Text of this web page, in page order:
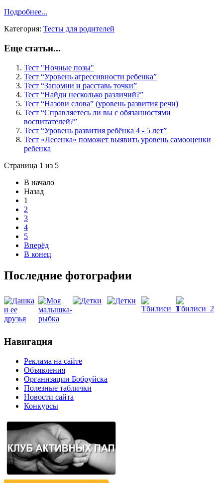
Подробнее...
Категория: Тесты для родителей
Еще статьи...
Тест "Ночные позы"
Тест “Уровень агрессивности ребенка”
Тест “Запомни и расставь точки”
Тест “Найди несколько различий?”
Тест “Назови слова” (уровень развития речи)
Тест “Cправляетесь ли вы с обязанностями
воспитателей?”
Тест “Уровень развития ребёнка 4 - 5 лет”
Тест «Лесенка» поможет выявить уровень самооценки
ребенка
Страница 1 из 5
В начало
Назад
1
2
3
4
5
Вперёд
В конец
Последние фотографии
Навигация
Реклама на сайте
Объявления
Организации Бобруйска
Полезные таблички
Новости сайта
Конкурсы